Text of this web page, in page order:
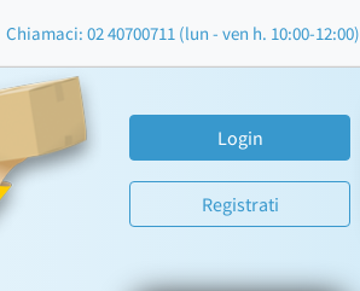
Chiamaci: 02 40700711 (lun - ven h. 10:00-12:00)
Login
Registrati